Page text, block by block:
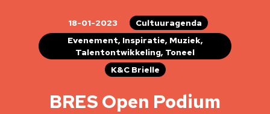
18-01-2023
Cultuuragenda
Evenement, Inspiratie, Muziek,
Talentontwikkeling, Toneel
K&C Brielle
BRES Open Podium